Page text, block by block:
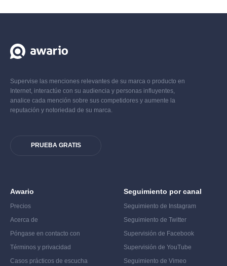
Supervise las menciones relevantes de su marca o producto en
Internet, interactúe con su audiencia y personas influyentes,
analice cada mención sobre sus competidores y aumente la
reputación y notoriedad de su marca.
PRUEBA GRATIS
Awario
Precios
Acerca de
Póngase en contacto con
Términos y privacidad
Casos prácticos de escucha
Seguimiento por canal
Seguimiento de Instagram
Seguimiento de Twitter
Supervisión de Facebook
Supervisión de YouTube
Seguimiento de Vimeo